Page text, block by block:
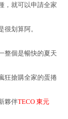
，就可以申請全家
划算阿。
整個是暢快的夏天
狂搶購全家的蛋捲
夥伴TECO 東元